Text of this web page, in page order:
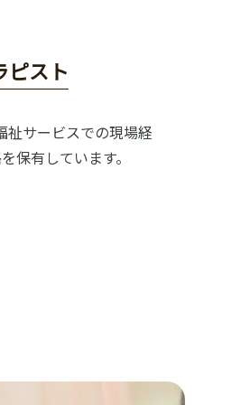
ピスト
祉サービスでの現場経
保有しています。